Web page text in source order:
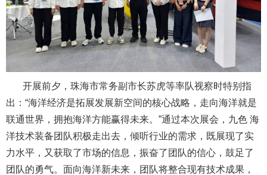
开展前夕，珠海市常务副市长苏虎等率队视察时特别指
出：“海洋经济是拓展发展新空间的核心战略，走向海洋就是
联通世界，拥抱海洋方能赢得未来。”通过本次展会，九色 海
洋技术装备团队积极走出去，倾听行业的需求，既展现了实
力水平，又获取了市场的信息，振奋了团队的信心，鼓足了
团队的勇气。面向海洋新未来，团队将整合现有技术成果，